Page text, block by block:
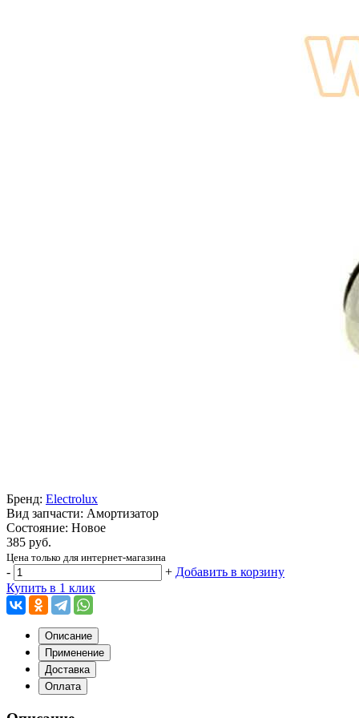
Бренд: Electrolux
Вид запчасти: Амортизатор
Состояние: Новое
385 руб.
Цена только для интернет-магазина
- + Добавить в корзину
Купить в 1 клик
Описание
Применение
Доставка
Оплата